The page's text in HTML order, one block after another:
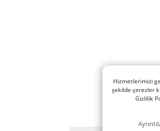
Hizmetlerimizi
şekilde çerezler
Gizlilik